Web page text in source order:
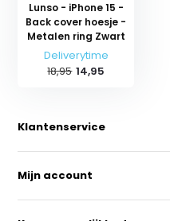
Lunso - iPhone 15 -
Back cover hoesje -
Metalen ring Zwart
Deliverytime
18,95 14,95
Klantenservice
Mijn account